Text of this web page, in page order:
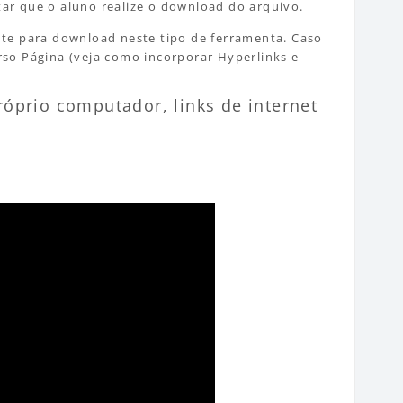
que o aluno realize o download do arquivo.
para download neste tipo de ferramenta. Caso
Página (veja como incorporar Hyperlinks e
computador, links de internet